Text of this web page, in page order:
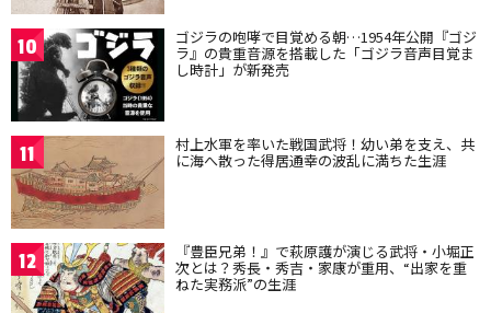
10 ゴジラの咆哮で目覚める朝…1954年公開『ゴジ
ラ』の貴重音源を搭載した「ゴジラ音声目覚ま
し時計」が新発売
11 村上水軍を率いた戦国武将！幼い弟を支え、共
に海へ散った得居通幸の波乱に満ちた生涯
12 『豊臣兄弟！』で萩原護が演じる武将・小堀正
次とは？秀長・秀吉・家康が重用、“出家を重
ねた実務派”の生涯